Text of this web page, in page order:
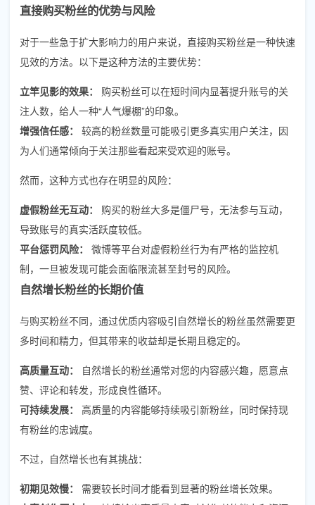
直接购买粉丝的优势与风险
对于一些急于扩大影响力的用户来说，直接购买粉丝是一种快速
见效的方法。以下是这种方法的主要优势：
立竿见影的效果：
购买粉丝可以在短时间内显著提升账号的关
注人数，给人一种“人气爆棚”的印象。
增强信任感：
较高的粉丝数量可能吸引更多真实用户关注，因
为人们通常倾向于关注那些看起来受欢迎的账号。
然而，这种方式也存在明显的风险：
虚假粉丝无互动：
购买的粉丝大多是僵尸号，无法参与互动，
导致账号的真实活跃度较低。
平台惩罚风险：
微博等平台对虚假粉丝行为有严格的监控机
制，一旦被发现可能会面临限流甚至封号的风险。
自然增长粉丝的长期价值
与购买粉丝不同，通过优质内容吸引自然增长的粉丝虽然需要更
多时间和精力，但其带来的收益却是长期且稳定的。
高质量互动：
自然增长的粉丝通常对您的内容感兴趣，愿意点
赞、评论和转发，形成良性循环。
可持续发展：
高质量的内容能够持续吸引新粉丝，同时保持现
有粉丝的忠诚度。
不过，自然增长也有其挑战：
初期见效慢：
需要较长时间才能看到显著的粉丝增长效果。